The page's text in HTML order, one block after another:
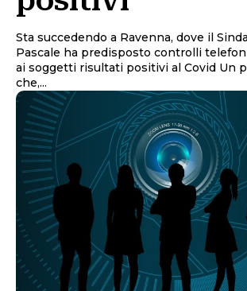
Sta succedendo a Ravenna, dove il
Pascale ha predisposto controlli
ai soggetti risultati positivi al Covid Un provvedimento
che,...